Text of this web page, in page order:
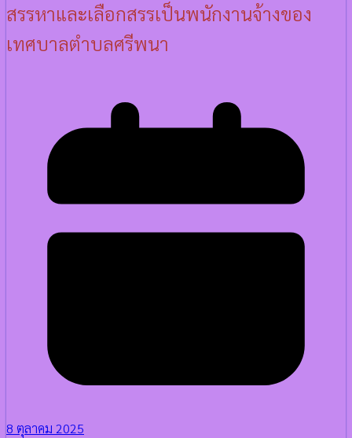
สรรหาและเลือกสรรเป็นพนักงานจ้างของ
เทศบาลตำบลศรีพนา
8 ตุลาคม 2025